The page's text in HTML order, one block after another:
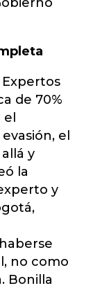
de 70%
el
y
la
y
no como
Bonilla